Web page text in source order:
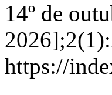
14º de
https://